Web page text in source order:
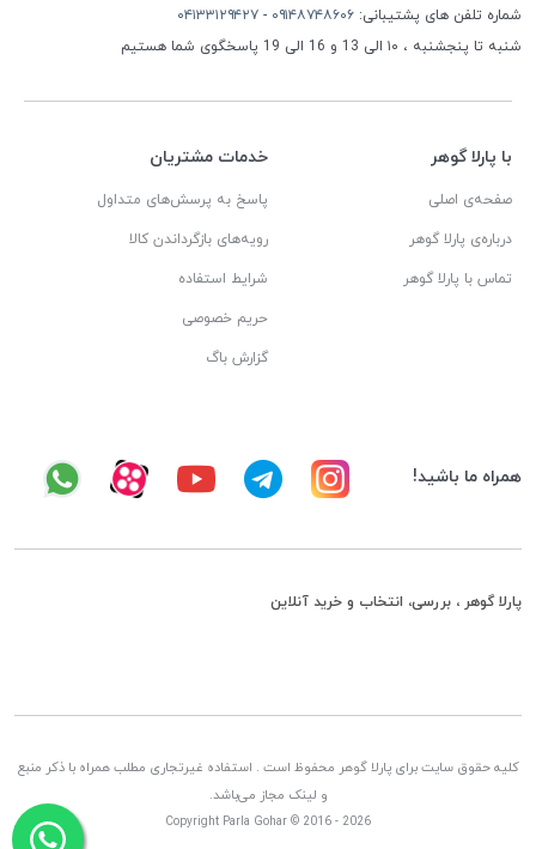
شماره تلفن های پشتیبانی: ۰۹۱۴۸۷۴۸۶۰۶ - ۰۴۱۳۳۱۲۹۴۲۷
شنبه تا پنجشنبه ، ۱۰ الی 13 و 16 الی 19 پاسخگوی شما هستیم
با پارلا گوهر
صفحه‌ی اصلی
درباره‌ی پارلا گوهر
تماس با پارلا گوهر
خدمات مشتریان
پاسخ به پرسش‌های متداول
رویه‌های بازگرداندن کالا
شرایط استفاده
حریم خصوصی
گزارش باگ
همراه ما باشید!
پارلا گوهر ، بررسی، انتخاب و خرید آنلاین
کلیه حقوق سایت برای پارلا گوهر محفوظ است . استفاده غیرتجاری مطلب همراه با ذکر منبع
و لینک مجاز می‌باشد.
Copyright Parla Gohar © 2016 - 2026